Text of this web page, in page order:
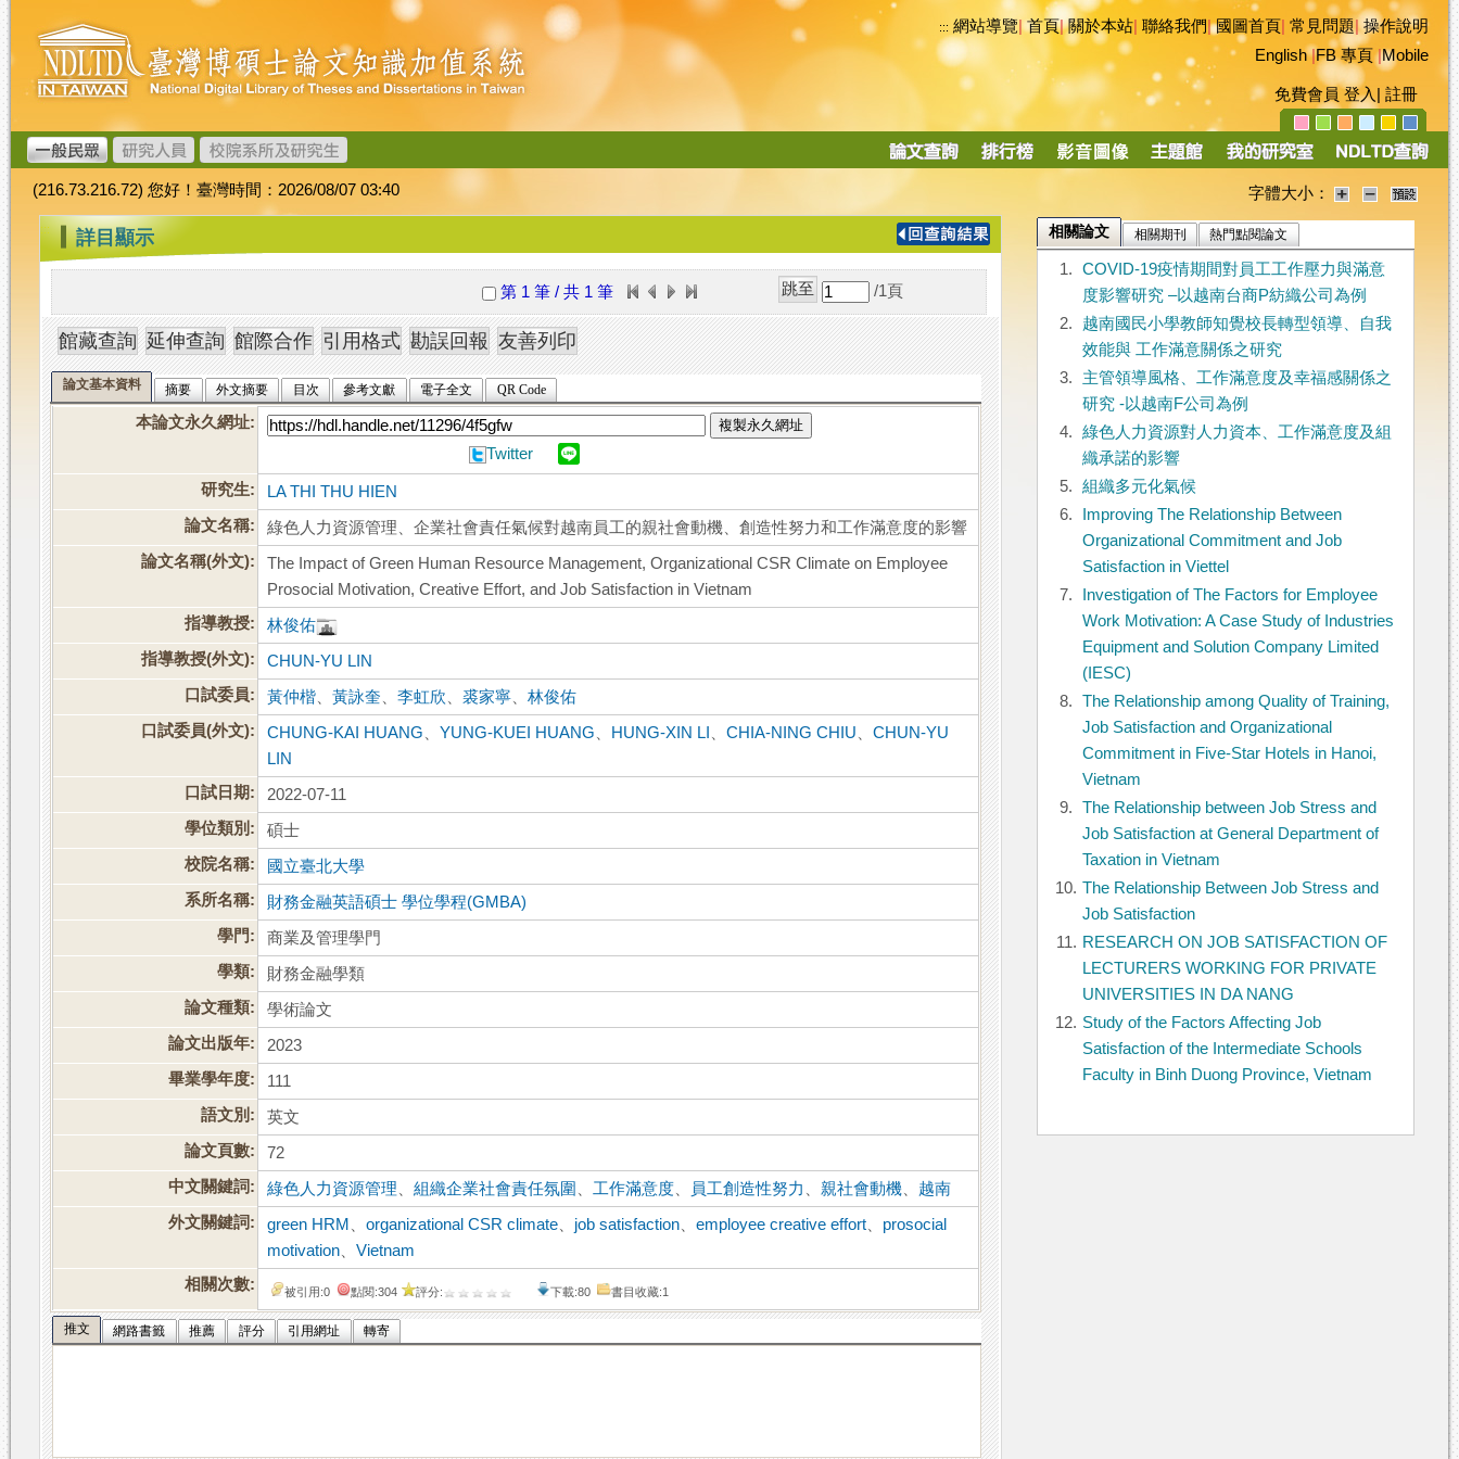
跳
到
主
要
內
容
臺
灣
博
碩
士
論
文
加
值
系
統
::: 網站導覽|首頁|關於本站 聯絡我們|國圖首頁 常見問題|操作說明
English|FB 專頁|Mobile
免費會員 登入 註冊
導
(216.73.216.72) 您好！臺灣時間：2026/08/07 03:40 字體大小：
::: 詳目顯示
第 1 筆 / 共 1 筆 /1 頁
論文基本資料 摘要 外文摘要 目次 參考文獻 電子全文 QR Code
本論文永久網址: 複製永久網址
Twitter
研究生:
LA THI THU HIEN
論文名稱:
綠色人力資源管理、企業社會責任氣候對越南員工的親社會動機、創造性努力和工作滿意度的影響
論文名稱(外文):
The Impact of Green Human Resource Management, Organizational CSR Climate on Employee
Prosocial Motivation, Creative Effort, and Job Satisfaction in Vietnam
指導教授:
林俊佑
指導教授(外文):
CHUN-YU LIN
口試委員:
黃仲楷 、黃詠奎 、李虹欣 、裘家寧 、林俊佑
口試委員(外文):
CHUNG-KAI HUANG 、YUNG-KUEI HUANG HUNG-XIN LI 、CHIA-NING CHIU 、CHUN-YU
LIN
口試日期:
2022-07-11
學位類別:
碩士
校院名稱:
國立臺北大學
系所名稱:
財務金融英語碩士 學位學程(GMBA)
學門:
商業及管理學門
學類:
財務金融學類
論文種類:
學術論文
論文出版年:
2023
畢業學年度:
111
語文別:
英文
論文頁數:
72
中文關鍵詞:
綠色人力資源管理 、組織企業社會責任氛圍 工作滿意度 員工創造性努力 親社會動機
越南
外文關鍵詞:
green HRM 、organizational CSR climate job satisfaction 、employee creative effort
prosocial
motivation 、Vietnam
相關次數:
被引用:0 點閱:304 評分: 下載:80 書目收藏:1
推文 網路書籤 推薦 評分 引用網址 轉寄
相關論文 相關期刊 熱門點閱論文
1.
COVID-19疫情期間對員工工作壓力與滿意
度影響研究 –以越南台商P紡織公司為例
2.
越南國民小學教師知覺校長轉型領導、自我
效能與 工作滿意關係之研究
3.
主管領導風格、工作滿意度及幸福感關係之
研究 -以越南F公司為例
4.
綠色人力資源對人力資本、工作滿意度及組
織承諾的影響
5.
組織多元化氣候
6.
Improving The Relationship Between
Organizational Commitment and Job
Satisfaction in Viettel
7.
Investigation of The Factors for Employee
Work Motivation: A Case Study of Industries
Equipment and Solution Company Limited
(IESC)
8.
The Relationship among Quality of Training,
Job Satisfaction and Organizational
Commitment in Five-Star Hotels in Hanoi,
Vietnam
9.
The Relationship between Job Stress and
Job Satisfaction at General Department of
Taxation in Vietnam
10. The Relationship Between Job Stress and
Job Satisfaction
11. RESEARCH ON JOB SATISFACTION OF
LECTURERS WORKING FOR PRIVATE
UNIVERSITIES IN DA NANG
12. Study of the Factors Affecting Job
Satisfaction of the Intermediate Schools
Faculty in Binh Duong Province, Vietnam